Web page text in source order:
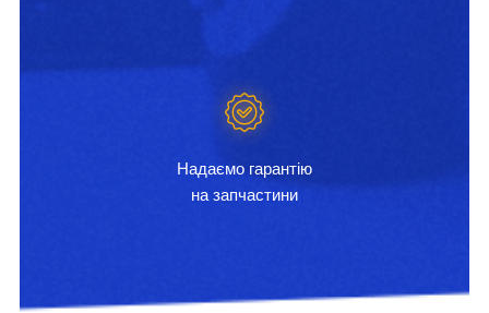
Надаємо гарантію
на запчастини